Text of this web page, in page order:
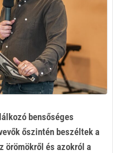
bensőséges
őszintén beszéltek a
örömökről és azokról a